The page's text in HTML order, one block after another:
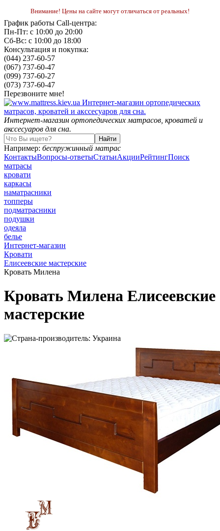
Внимание! Цены на сайте могут отличаться от реальных!
График работы Call-центра:
Пн-Пт: с 10:00 до 20:00
Сб-Вс: с 10:00 до 18:00
Консультация и покупка:
(044) 237-60-57
(067) 737-60-47
(099) 737-60-27
(073) 737-60-47
Перезвоните мне!
Интернет-магазин ортопедических матрасов, кроватей и
акссесуаров для сна.
Например: беспружинный матрас
КонтактыВопросы-ответыСтатьиАкцииРейтингПоиск
матрасы
кровати
каркасы
наматрасники
топперы
подматрасники
подушки
одеяла
белье
Интернет-магазин
Кровати
Елисеевские мастерские
Кровать Милена
Кровать Милена Елисеевские
мастерские